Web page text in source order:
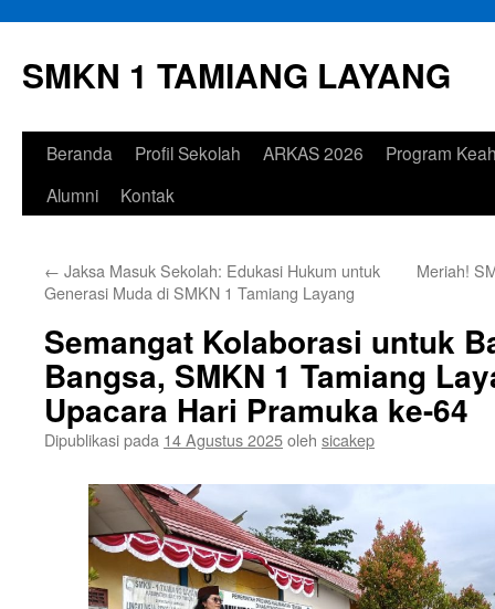
isi
SMKN 1 TAMIANG LAYANG
Beranda Profil Sekolah ARKAS 2026
Program
Alumni
Kontak
← Jaksa Masuk Sekolah: Edukasi Hukum untuk
Generasi Muda di SMKN 1 Tamiang Layang
Meriah!
Semangat Kolaborasi untuk
Bangsa, SMKN 1 Tamiang
Upacara Hari Pramuka ke-64
Dipublikasi pada 14 Agustus 2025oleh sicakep